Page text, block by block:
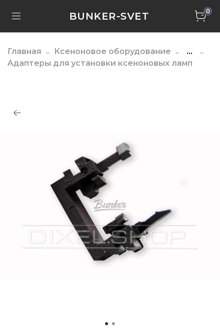
BUNKER-SVET 0
Главная Ксеноновое оборудование
...
Адаптеры для установки ксеноновых ламп